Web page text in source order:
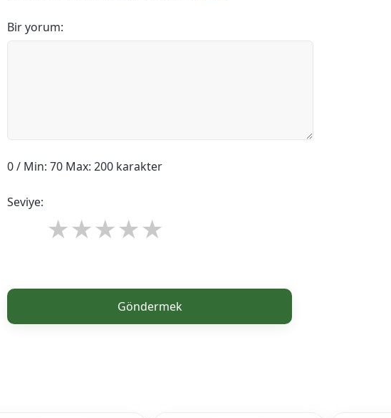
Bir yorum:
0 / Min: 70 Max: 200 karakter
Seviye:
Göndermek